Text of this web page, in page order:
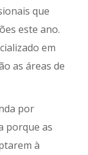
que
este ano.
em
as áreas de
por
porque as
à